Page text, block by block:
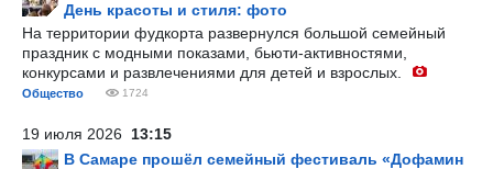
День красоты и стиля: фото
На территории фудкорта развернулся большой семейный
праздник с модными показами, бьюти-активностями,
конкурсами и развлечениями для детей и взрослых.
Общество 1724
19 июля 2026 13:15
В Самаре прошёл семейный фестиваль «Дофамин